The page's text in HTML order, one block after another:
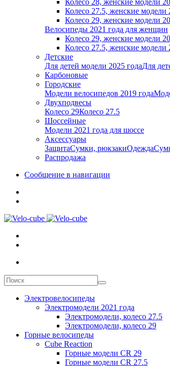
Колесо 28, женские модели
Колесо 27.5, женские модели
Колесо 29, женские модели
Велосипеды 2021 года для женщин
Колесо 29, женские модели
Колесо 27.5, женские модели
Детские
Для детей модели 2025 годаДля
Карбоновые
Городские
Модели велосипедов 2019 года
Двухподвесы
Колесо 29Колесо 27.5
Шоссейные
Модели 2021 года для шоссе
Аксессуары
ЗащитаСумки, рюкзакиОдежда
Распродажа
Сообщение в навигации
Электровелосипеды
Электромодели 2021 года
Электромодели, колесо 27.5
Электромодели, колесо 29
Горные велосипеды
Cube Reaction
Горные модели CR 29
Горные модели CR 27.5